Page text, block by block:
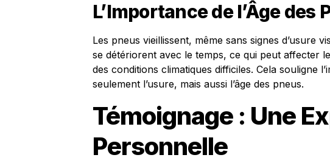
L’Importance de l’Âge des
Les pneus vieillissent, même sans signes d’usure
se détériorent avec le temps, ce qui peut affecter
des conditions climatiques difficiles. Cela souligne
seulement l’usure, mais aussi l’âge des pneus.
Témoignage : Une
Personnelle